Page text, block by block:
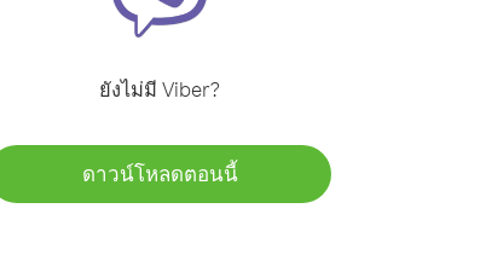
ยังไม่มี Viber?
ดาวน์โหลดตอนนี้